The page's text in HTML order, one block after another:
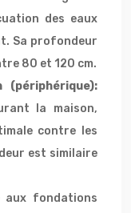
des eaux
Sa profondeur
80 et 120 cm.
la maison,
contre les
est similaire
aux fondations